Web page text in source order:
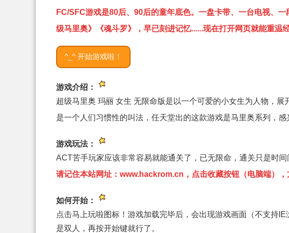
欢迎大家分享你的喜悦，投稿丫让你的分享更有价
FC/SFC游戏是80后、90后的童年底色。一盘卡带、一台电视、
级马里奥》《魂斗罗》，早已刻进记忆......现在打开网页就能重温
^_^ 开始游戏啦！
游戏介绍：
超级马里奥 玛丽 女生 无限命版是以一个可爱的小女生为人物，展
是一个人们习惯性的叫法，任天堂出的这款游戏是马里奥系列，感
游戏玩法：
ACT苦手玩家应该非常容易就能通关了，已无限命，通关只是时间
请记住本站网址：www.hackrom.cn，点击收藏按钮（电脑端），
如何开始：
点击马上玩啦图标！游戏加载完毕后，会出现游戏画面（不支持
是双人，再按开始键就行了。